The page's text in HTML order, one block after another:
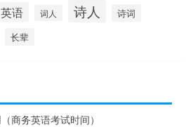
英语 词人 诗人 诗词
长辈
商务英语考试时间）